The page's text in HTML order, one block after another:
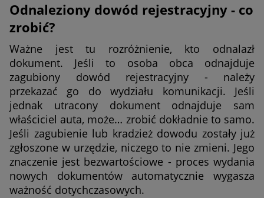
Odnaleziony dowód rejestracyjny - co
zrobić?
Ważne jest tu rozróżnienie, kto odnalazł
dokument. Jeśli to osoba obca odnajduje
zagubiony dowód rejestracyjny - należy
przekazać go do wydziału komunikacji. Jeśli
jednak utracony dokument odnajduje sam
właściciel auta, może… zrobić dokładnie to samo.
Jeśli zagubienie lub kradzież dowodu zostały już
zgłoszone w urzędzie, niczego to nie zmieni. Jego
znaczenie jest bezwartościowe - proces wydania
nowych dokumentów automatycznie wygasza
ważność dotychczasowych.